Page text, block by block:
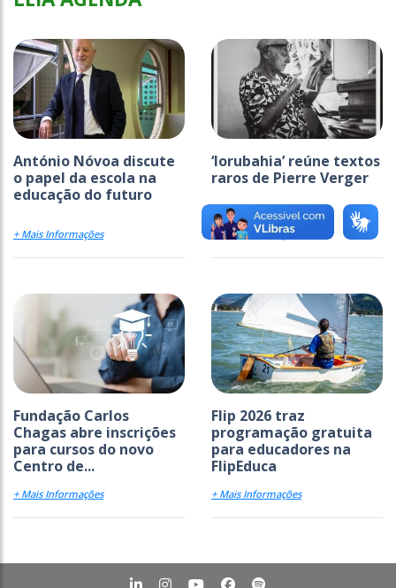
António Nóvoa discute
o papel da escola na
educação do futuro
+ Mais Informações
‘Iorubahia’ reúne textos
raros de Pierre Verger
+ Mais Informações
Fundação Carlos
Chagas abre inscrições
para cursos do novo
Centro de...
+ Mais Informações
Flip 2026 traz
programação gratuita
para educadores na
FlipEduca
+ Mais Informações